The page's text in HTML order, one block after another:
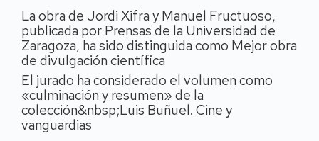
La obra de Jordi Xifra y Manuel Fructuoso,
publicada por Prensas de la Universidad de
Zaragoza, ha sido distinguida como Mejor obra
de divulgación científica
El jurado ha considerado el volumen como
«culminación y resumen» de la
colección&nbsp;Luis Buñuel. Cine y
vanguardias